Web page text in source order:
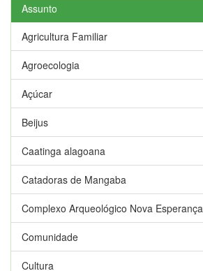
Assunto
Agricultura Familiar
Agroecologia
Açúcar
Beijus
Caatinga alagoana
Catadoras de Mangaba
Complexo Arqueológico Nova Esperança
Comunidade
Cultura